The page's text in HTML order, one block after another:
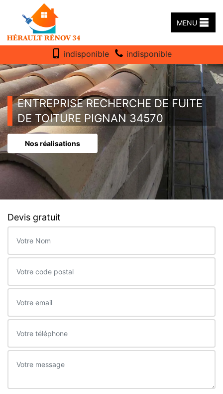
MENU
indisponible indisponible
ENTREPRISE RECHERCHE DE FUITE
DE TOITURE PIGNAN 34570
Nos réalisations
Devis gratuit